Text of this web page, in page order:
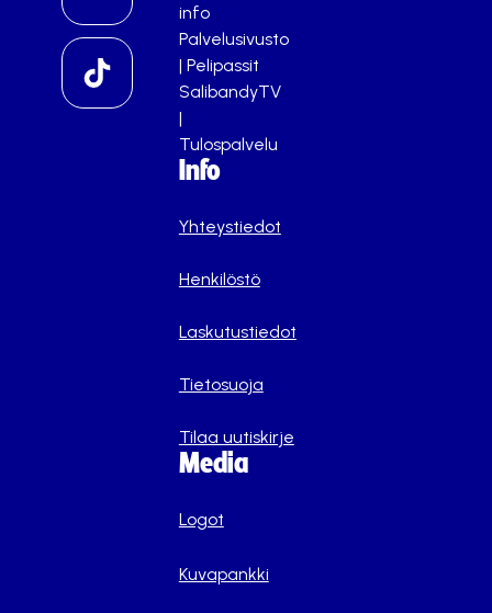
info
Palvelusivusto
| Pelipassit
SalibandyTV
|
Tulospalvelu
Info
Yhteystiedot
Henkilöstö
Laskutustiedot
Tietosuoja
Tilaa uutiskirje
Media
Logot
Kuvapankki